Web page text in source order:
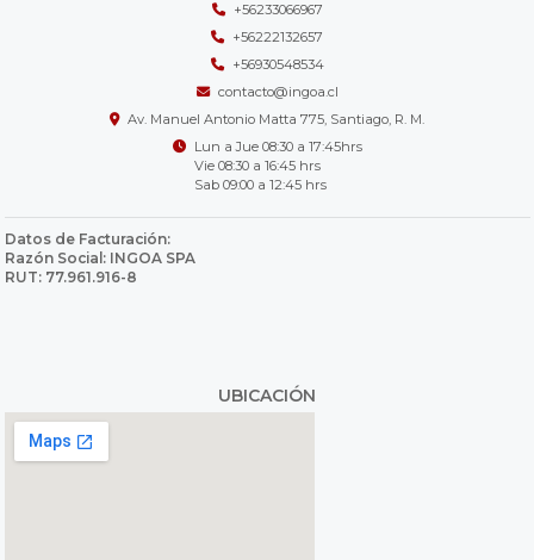
+56233066967
+56222132657
+56930548534
contacto@ingoa.cl
Av. Manuel Antonio Matta 775, Santiago, R. M.
Lun a Jue 08:30 a 17:45hrs
Vie 08:30 a 16:45 hrs
Sab 09:00 a 12:45 hrs
Datos de Facturación:
Razón Social: INGOA SPA
RUT: 77.961.916-8
UBICACIÓN